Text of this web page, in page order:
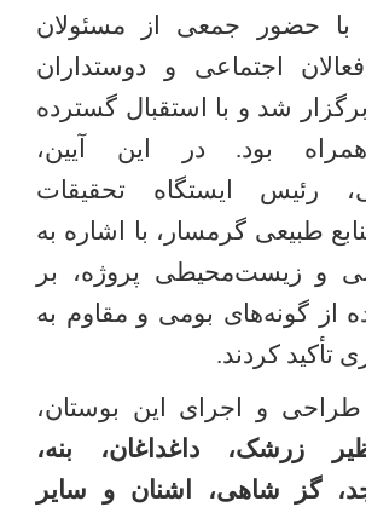
با حضور جمعی از مسئولان
اجتماعی و دوستداران
شد و با استقبال گسترده
بود. در این آیین،
رئیس ایستگاه تحقیقات
طبیعی گرمسار، با اشاره به
و زیست‌محیطی پروژه، بر
از گونه‌های بومی و مقاوم به
کردند.
و اجرای این بوستان،
زرشک، داغداغان، بنه،
گز شاهی، اشنان و سایر